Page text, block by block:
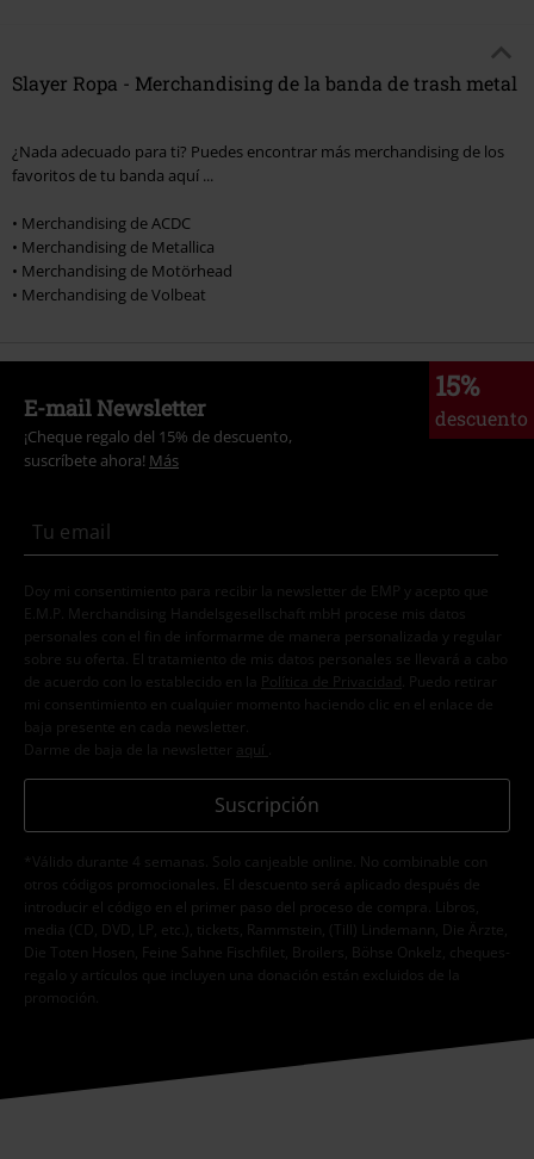
Slayer Ropa - Merchandising de la banda de trash metal
¿Nada adecuado para ti? Puedes encontrar más merchandising de los
favoritos de tu banda aquí ...
• Merchandising de ACDC
• Merchandising de Metallica
• Merchandising de Motörhead
• Merchandising de Volbeat
15%
descuento
E-mail Newsletter
¡Cheque regalo del 15% de descuento,
suscríbete ahora! Más
Doy mi consentimiento para recibir la newsletter de EMP y acepto que
E.M.P. Merchandising Handelsgesellschaft mbH procese mis datos
personales con el fin de informarme de manera personalizada y regular
sobre su oferta. El tratamiento de mis datos personales se llevará a cabo
de acuerdo con lo establecido en la
Política de Privacidad . Puedo retirar
mi consentimiento en cualquier momento haciendo clic en el enlace de
baja presente en cada newsletter.
Darme de baja de la newsletter
aquí
Suscripción
*Válido durante 4 semanas. Solo canjeable online. No combinable con
otros códigos promocionales. El descuento será aplicado después de
introducir el código en el primer paso del proceso de compra. Libros,
media (CD, DVD, LP, etc.), tickets, Rammstein, (Till) Lindemann, Die Ärzte,
Die Toten Hosen, Feine Sahne Fischfilet, Broilers, Böhse Onkelz, cheques-
regalo y artículos que incluyen una donación están excluidos de la
promoción.